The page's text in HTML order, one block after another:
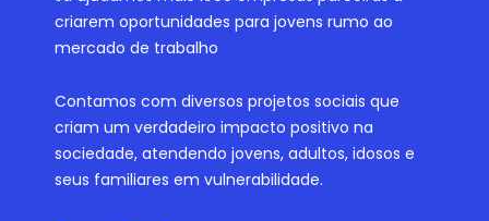
criarem oportunidades para jovens rumo ao
mercado de trabalho
Contamos com diversos projetos sociais que
criam um verdadeiro impacto positivo na
sociedade, atendendo jovens, adultos, idosos e
seus familiares em vulnerabilidade.